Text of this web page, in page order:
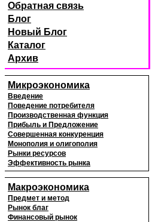
Обратная связь
Блог
Новый Блог
Каталог
Архив
Микроэкономика
Введение
Поведение потребителя
Производственная функция
Прибыль и Предложение
Совершенная конкуренция
Монополия и олигополия
Рынки ресурсов
Эффективность рынка
Макроэкономика
Предмет и метод
Рынок благ
Финансовый рынок